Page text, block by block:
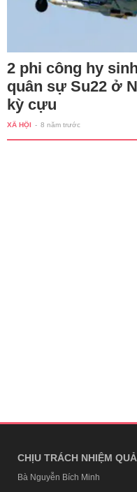
2 phi công hy
quân sự Su22 ở
kỳ cựu
XÃ HỘI - 8 năm trước
CHỊU TRÁCH NHIỆM
Bà Nguyễn Bích Minh